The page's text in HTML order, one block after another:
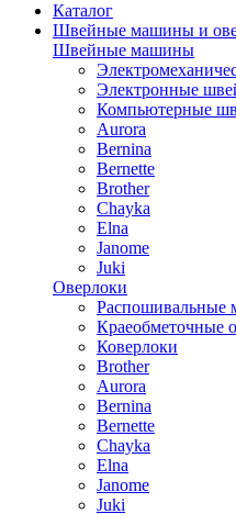
Каталог
Швейные машины и
Швейные машины
Электронные
Компьютерные
Aurora
Bernina
Bernette
Brother
Chayka
Elna
Janome
Juki
Оверлоки
Распошивальные
Краеобметочные
Коверлоки
Brother
Aurora
Bernina
Bernette
Chayka
Elna
Janome
Juki